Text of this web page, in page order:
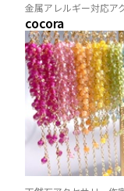
金属アレルギー対応ア
cocora